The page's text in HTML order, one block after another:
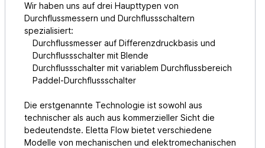
Wir haben uns auf drei Haupttypen von
Durchflussmessern und Durchflussschaltern
spezialisiert:
Durchflussmesser auf Differenzdruckbasis und
Durchflussschalter mit Blende
Durchflussschalter mit variablem Durchflussbereich
Paddel-Durchflussschalter
Die erstgenannte Technologie ist sowohl aus
technischer als auch aus kommerzieller Sicht die
bedeutendste. Eletta Flow bietet verschiedene
Modelle von mechanischen und elektromechanischen